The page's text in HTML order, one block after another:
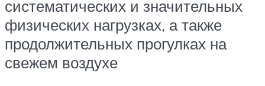
систематических и значительных
физических нагрузках, а также
продолжительных прогулках на
свежем воздухе